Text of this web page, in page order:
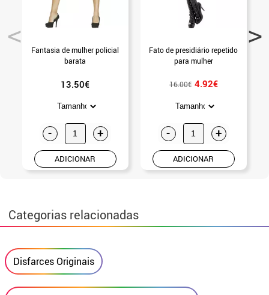
Fantasia de mulher policial
barata
13.50€
- +
ADICIONAR
Fato de presidiário repetido
para mulher
16.00€ 4.92€
- +
ADICIONAR
Categorias relacionadas
Disfarces Originais